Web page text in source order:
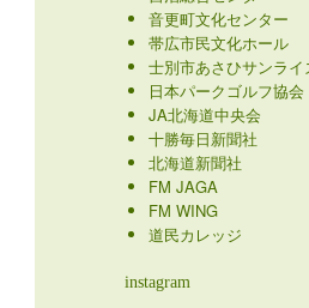
音更町文化センター
帯広市民文化ホール
士別市あさひサンライ
日本パークゴルフ協会
JA北海道中央会
十勝毎日新聞社
北海道新聞社
FM JAGA
FM WING
道民カレッジ
instagram